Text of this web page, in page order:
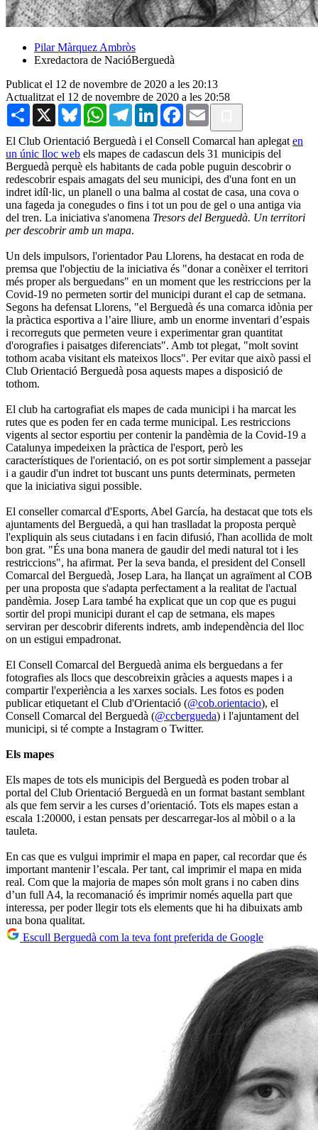
Pilar Màrquez Ambròs
Exredactora de NacióBerguedà
Publicat el 12 de novembre de 2020 a les 20:13
Actualitzat el 12 de novembre de 2020 a les 20:58
Share X BlueskyWhatsAppTelegramLinkedInFacebook
Email
El Club Orientació Berguedà i el Consell Comarcal han aplegat en
un únic lloc web els mapes de cadascun dels 31 municipis del
Berguedà perquè els habitants de cada poble puguin descobrir o
redescobrir espais amagats del seu municipi, des d'una font en un
indret idíl·lic, un planell o una balma al costat de casa, una cova o
una fageda ja conegudes o fins i tot un pou de gel o una antiga via
del tren. La iniciativa s'anomena Tresors del Berguedà. Un territori
per descobrir amb un mapa.
Un dels impulsors, l'orientador Pau Llorens, ha destacat en roda de
premsa que l'objectiu de la iniciativa és "donar a conèixer el territori
més proper als berguedans" en un moment que les restriccions per la
Covid-19 no permeten sortir del municipi durant el cap de setmana.
Segons ha defensat Llorens, "el Berguedà és una comarca idònia per
la pràctica esportiva a l’aire lliure, amb un enorme inventari d’espais
i recorreguts que permeten veure i experimentar gran quantitat
d'orografies i paisatges diferenciats". Amb tot plegat, "molt sovint
tothom acaba visitant els mateixos llocs". Per evitar que això passi el
Club Orientació Berguedà posa aquests mapes a disposició de
tothom.
El club ha cartografiat els mapes de cada municipi i ha marcat les
rutes que es poden fer en cada terme municipal. Les restriccions
vigents al sector esportiu per contenir la pandèmia de la Covid-19 a
Catalunya impedeixen la pràctica de l'esport, però les
característiques de l'orientació, on es pot sortir simplement a passejar
i a gaudir d'un indret tot buscant uns punts determinats, permeten
que la iniciativa sigui possible.
El conseller comarcal d'Esports, Abel García, ha destacat que tots els
ajuntaments del Berguedà, a qui han traslladat la proposta perquè
l'expliquin als seus ciutadans i en facin difusió, l'han acollida de molt
bon grat. "És una bona manera de gaudir del medi natural tot i les
restriccions", ha afirmat. Per la seva banda, el president del Consell
Comarcal del Berguedà, Josep Lara, ha llançat un agraïment al COB
per una proposta que s'adapta perfectament a la realitat de l'actual
pandèmia. Josep Lara també ha explicat que un cop que es pugui
sortir del propi municipi durant el cap de setmana, els mapes
serviran per descobrir diferents indrets, amb independència del lloc
on un estigui empadronat.
El Consell Comarcal del Berguedà anima els berguedans a fer
fotografies als llocs que descobreixin gràcies a aquests mapes i a
compartir l'experiència a les xarxes socials. Les fotos es poden
publicar etiquetant el Club d'Orientació (@cob.orientacio), el
Consell Comarcal del Berguedà (@ccbergueda) i l'ajuntament del
municipi, si té compte a Instagram o Twitter.
Els mapes
Els mapes de tots els municipis del Berguedà es poden trobar al
portal del Club Orientació Berguedà en un format bastant semblant
als que fem servir a les curses d’orientació. Tots els mapes estan a
escala 1:20000, i estan pensats per descarregar-los al mòbil o a la
tauleta.
En cas que es vulgui imprimir el mapa en paper, cal recordar que és
important mantenir l’escala. Per tant, cal imprimir el mapa en mida
real. Com que la majoria de mapes són molt grans i no caben dins
d’un full A4, la recomanació és imprimir només aquella part que
interessa, per poder llegir tots els elements que hi ha dibuixats amb
una bona qualitat.
Escull Berguedà com la teva font preferida de Google